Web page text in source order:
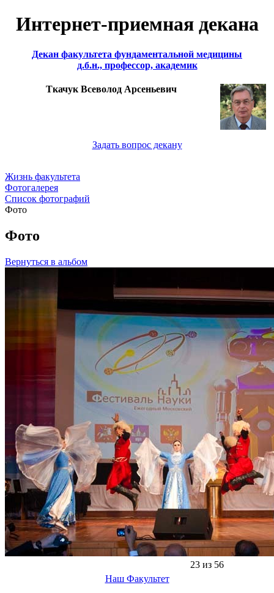
Интернет-приемная декана
Декан факультета фундаментальной медицины
д.б.н., профессор, академик
Ткачук Всеволод Арсеньевич
Задать вопрос декану
Жизнь факультета
Фотогалерея
Список фотографий
Фото
Фото
Вернуться в альбом
23 из 56
Наш Факультет